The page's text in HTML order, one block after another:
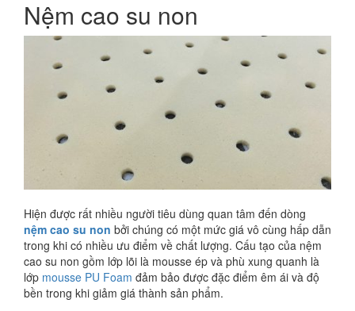
Nệm cao su non
Hiện được rất nhiều người tiêu dùng quan tâm đến dòng
nệm cao su non bởi chúng có một mức giá vô cùng hấp dẫn
trong khi có nhiều ưu điểm về chất lượng. Cấu tạo của nệm
cao su non gồm lớp lõi là mousse ép và phù xung quanh là
lớp mousse PU Foam đảm bảo được đặc điểm êm ái và độ
bền trong khi giảm giá thành sản phẩm.